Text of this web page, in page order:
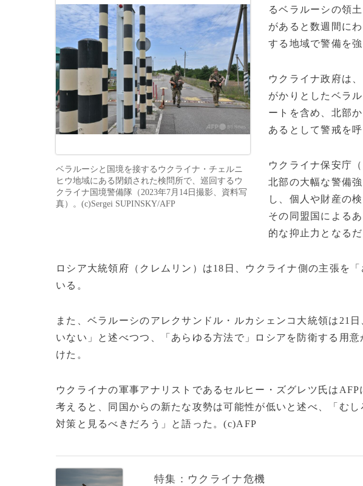
ベラルーシと国境を接するウクライナ・チェルニ
ヒウ地域にある閉鎖された検問所で、巡回するウ
クライナ国境警備隊（2023年7月14日撮影、資料写
真）。(c)Sergei SUPINSKY/AFP
るベラルーシの領
があると数週間に
する地域で警備を
ウクライナ政府は
がかりとしたベラ
ートを含め、北部
あるとして警戒を
ウクライナ保安庁
北部の大幅な警備
し、個人や財産の
その同盟国による
的な抑止力となる
ロシア大統領府（クレムリン）は18日、ウクライナ側の主張を
いる。
また、ベラルーシのアレクサンドル・ルカシェンコ大統領は21
いない」と述べつつ、「あらゆる方法で」ロシアを防衛する用
けた。
ウクライナの軍事アナリストであるセルヒー・ズグレツ氏は
考えると、同国からの新たな攻勢は可能性が低いと述べ、「む
対策と見るべきだろう」と語った。(c)AFP
特集：ウクライナ危機